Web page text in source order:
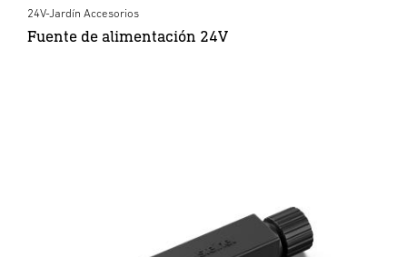
24V-Jardín Accesorios
Fuente de alimentación 24V